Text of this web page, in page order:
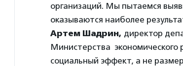
организаций. Мы пытаемся
оказываются наиболее
Артем Шадрин, директор
Министерства
социальный эффект, а не